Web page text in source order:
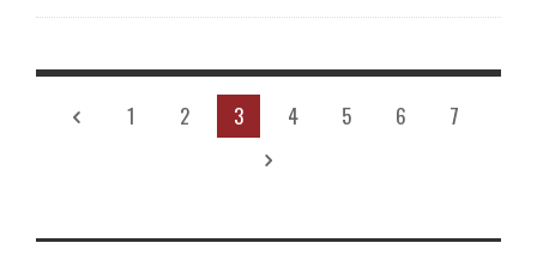
1 2 3 4 5 6 7